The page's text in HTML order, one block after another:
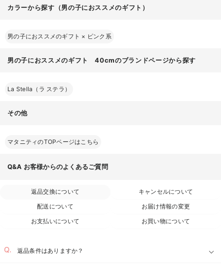
カラーから探す（男の子におススメのギフト）
男の子におススメのギフト × ピンク系
男の子におススメのギフト 40cmのブランドページから探す
La Stella（ラ ステラ）
その他
マタニティのTOPページはこちら
Q&A お客様からのよくあるご質問
返品交換について
キャンセルについて
配送について
お届け情報の変更
お支払いについて
お買い物について
返品条件はありますか？